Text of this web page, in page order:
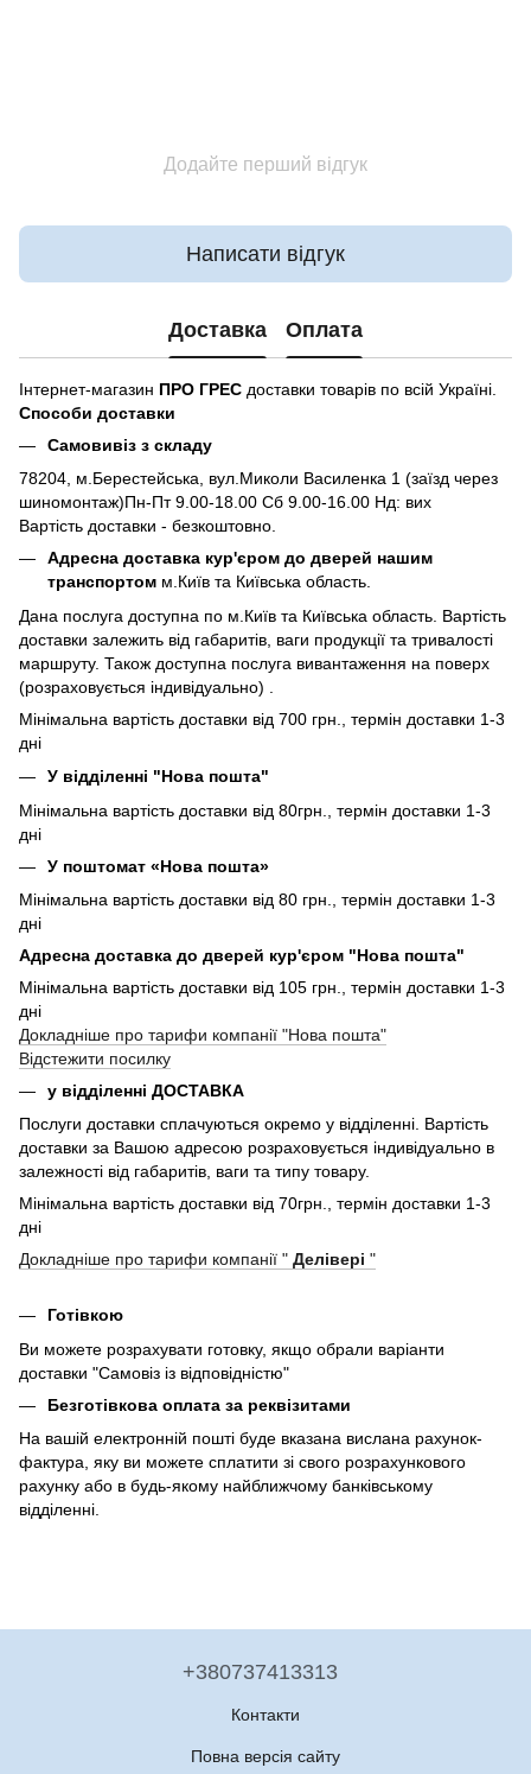
Додайте перший відгук
Написати відгук
Доставка Оплата
Інтернет-магазин ПРО ГРЕС доставки товарів по всій Україні.
Способи доставки
Самовивіз з складу
78204, м.Берестейська, вул.Миколи Василенка 1 (заїзд через
шиномонтаж)Пн-Пт 9.00-18.00 Сб 9.00-16.00 Нд: вих
Вартість доставки - безкоштовно.
Адресна доставка кур'єром до дверей нашим
транспортом м.Київ та Київська область.
Дана послуга доступна по м.Київ та Київська область. Вартість
доставки залежить від габаритів, ваги продукції та тривалості
маршруту. Також доступна послуга вивантаження на поверх
(розраховується індивідуально) .
Мінімальна вартість доставки від 700 грн., термін доставки 1-3
дні
У відділенні "Нова пошта"
Мінімальна вартість доставки від 80грн., термін доставки 1-3
дні
У поштомат «Нова пошта»
Мінімальна вартість доставки від 80 грн., термін доставки 1-3
дні
Адресна доставка до дверей кур'єром "Нова пошта"
Мінімальна вартість доставки від 105 грн., термін доставки 1-3
дні
Докладніше про тарифи компанії "Нова пошта"
Відстежити посилку
у відділенні ДОСТАВКА
Послуги доставки сплачуються окремо у відділенні. Вартість
доставки за Вашою адресою розраховується індивідуально в
залежності від габаритів, ваги та типу товару.
Мінімальна вартість доставки від 70грн., термін доставки 1-3
дні
Докладніше про тарифи компанії " Делівері "
Готівкою
Ви можете розрахувати готовку, якщо обрали варіанти
доставки "Самовіз із відповідністю"
Безготівкова оплата за реквізитами
На вашій електронній пошті буде вказана вислана рахунок-
фактура, яку ви можете сплатити зі свого розрахункового
рахунку або в будь-якому найближчому банківському
відділенні.
+380737413313
Контакти
Повна версія сайту